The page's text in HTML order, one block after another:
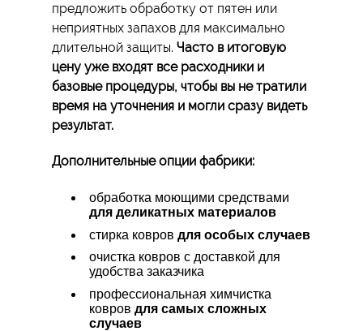
предложить обработку от пятен или
неприятных запахов для максимально
длительной защиты. Часто в итоговую
цену уже входят все расходники и
базовые процедуры, чтобы вы не тратили
время на уточнения и могли сразу видеть
результат.
Дополнительные опции фабрики:
обработка моющими средствами
для деликатных материалов
стирка ковровдля особых случаев
очистка ковров с доставкой для
удобства заказчика
профессиональная химчистка
ковровдля самых сложных
случаев